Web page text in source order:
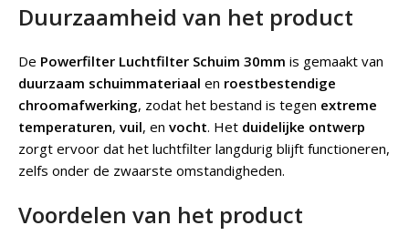
Duurzaamheid van het product
De Powerfilter Luchtfilter Schuim 30mm is gemaakt van
duurzaam schuimmateriaal en roestbestendige
chroomafwerking, zodat het bestand is tegen extreme
temperaturen, vuil, en vocht. Het duidelijke ontwerp
zorgt ervoor dat het luchtfilter langdurig blijft functioneren,
zelfs onder de zwaarste omstandigheden.
Voordelen van het product